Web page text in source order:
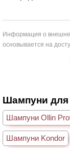
Информация о
основывается на
Шампуни для
Шампуни Ollin
Шампуни Kondor